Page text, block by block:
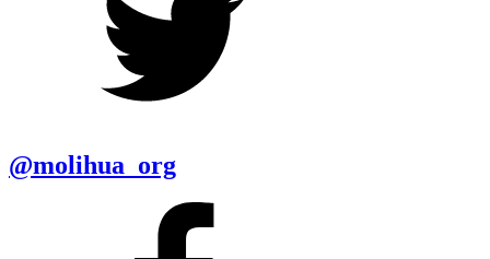
@molihua_org